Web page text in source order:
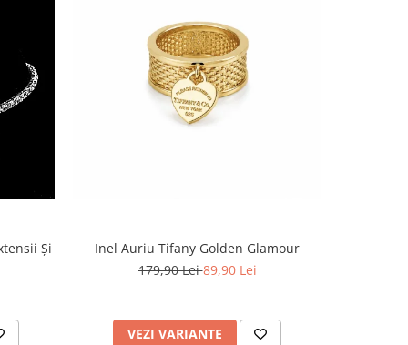
Și
Inel Auriu Tifany Golden Glamour
179,90 Lei89,90 Lei
VEZI VARIANTE